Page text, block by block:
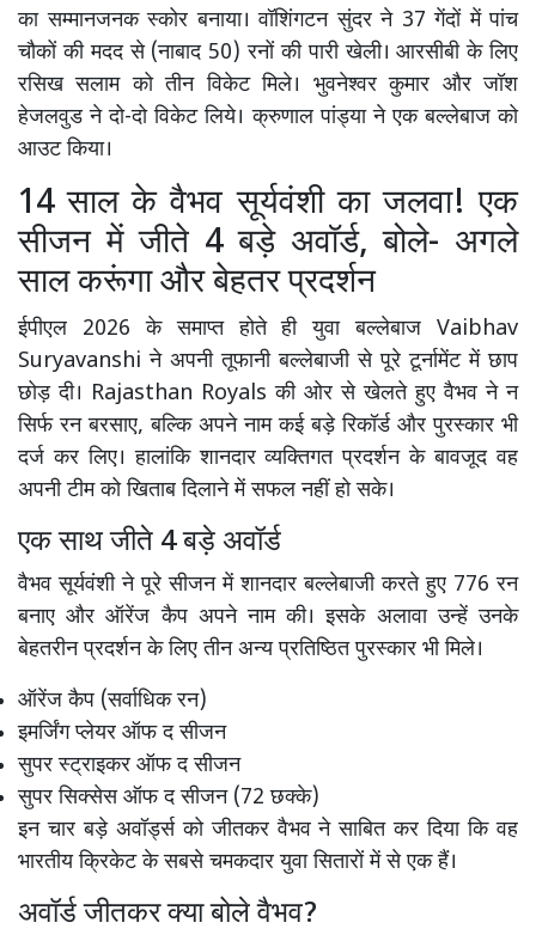
का सम्मानजनक स्कोर बनाया। वॉशिंगटन सुंदर ने 37 गेंदों में पांच
चौकों की मदद से (नाबाद 50) रनों की पारी खेली। आरसीबी के लिए
रसिख सलाम को तीन विकेट मिले। भुवनेश्वर कुमार और जॉश
हेजलवुड ने दो-दो विकेट लिये। क्रुणाल पांड्या ने एक बल्लेबाज को
आउट किया।
14 साल के वैभव सूर्यवंशी का जलवा! एक
सीजन में जीते 4 बड़े अवॉर्ड, बोले- अगले
साल करूंगा और बेहतर प्रदर्शन
ईपीएल 2026 के समाप्त होते ही युवा बल्लेबाज Vaibhav
Suryavanshi ने अपनी तूफानी बल्लेबाजी से पूरे टूर्नामेंट में छाप
छोड़ दी। Rajasthan Royals की ओर से खेलते हुए वैभव ने न
सिर्फ रन बरसाए, बल्कि अपने नाम कई बड़े रिकॉर्ड और पुरस्कार भी
दर्ज कर लिए। हालांकि शानदार व्यक्तिगत प्रदर्शन के बावजूद वह
अपनी टीम को खिताब दिलाने में सफल नहीं हो सके।
एक साथ जीते 4 बड़े अवॉर्ड
वैभव सूर्यवंशी ने पूरे सीजन में शानदार बल्लेबाजी करते हुए 776 रन
बनाए और ऑरेंज कैप अपने नाम की। इसके अलावा उन्हें उनके
बेहतरीन प्रदर्शन के लिए तीन अन्य प्रतिष्ठित पुरस्कार भी मिले।
ऑरेंज कैप (सर्वाधिक रन)
इमर्जिंग प्लेयर ऑफ द सीजन
सुपर स्ट्राइकर ऑफ द सीजन
सुपर सिक्सेस ऑफ द सीजन (72 छक्के)
इन चार बड़े अवॉर्ड्स को जीतकर वैभव ने साबित कर दिया कि वह
भारतीय क्रिकेट के सबसे चमकदार युवा सितारों में से एक हैं।
अवॉर्ड जीतकर क्या बोले वैभव?